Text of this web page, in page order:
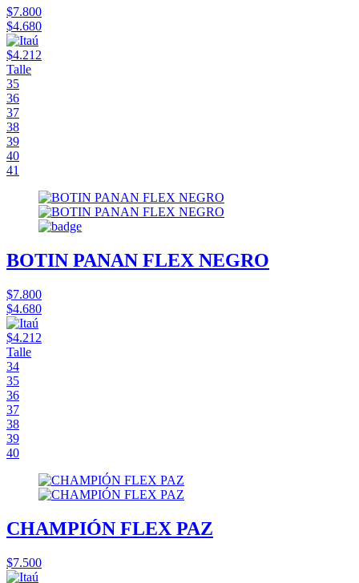
$7.800
$4.680
$4.212
Talle
35
36
37
38
39
40
41
BOTIN PANAN FLEX NEGRO
$7.800
$4.680
$4.212
Talle
34
35
36
37
38
39
40
CHAMPIÓN FLEX PAZ
$7.500